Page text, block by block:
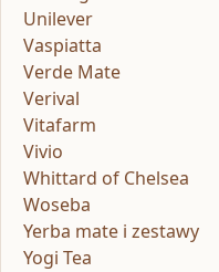
Unilever
Vaspiatta
Verde Mate
Verival
Vitafarm
Vivio
Whittard of Chelsea
Woseba
Yerba mate i zestawy
Yogi Tea